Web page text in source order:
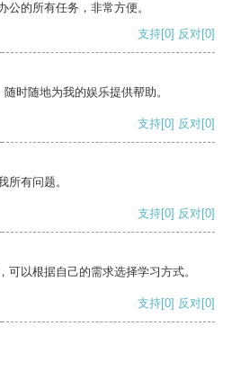
公的所有任务，非常方便。
支持[0] 反对[0]
时随地为我的娱乐提供帮助。
支持[0] 反对[0]
所有问题。
支持[0] 反对[0]
可以根据自己的需求选择学习方式。
支持[0] 反对[0]